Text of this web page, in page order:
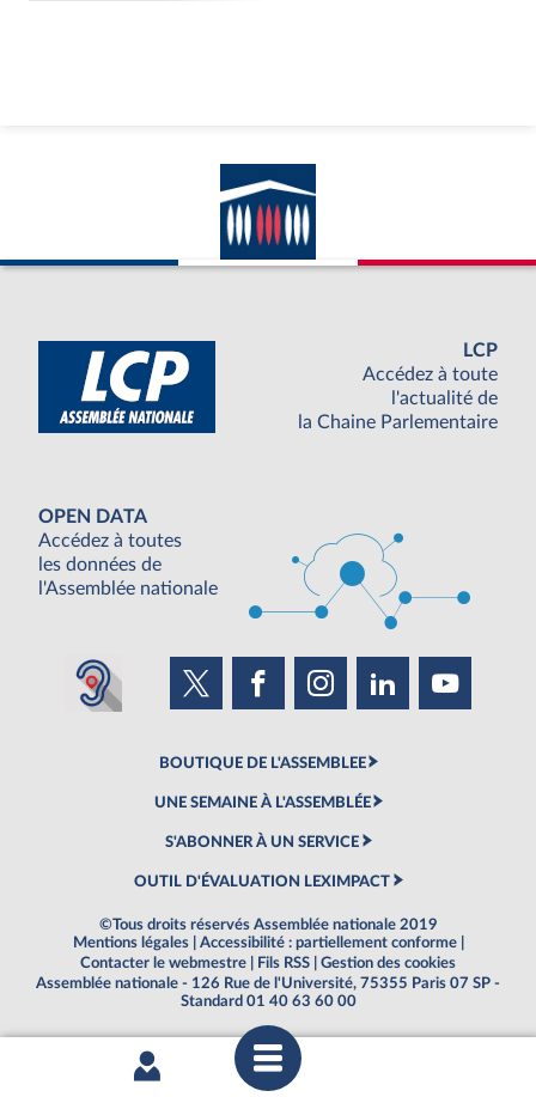
LCP
Accédez à toute
l'actualité de
la Chaine Parlementaire
OPEN DATA
Accédez à toutes
les données de
l'Assemblée nationale
BOUTIQUE DE L'ASSEMBLEE
UNE SEMAINE À L'ASSEMBLÉE
S'ABONNER À UN SERVICE
OUTIL D'ÉVALUATION LEXIMPACT
©Tous droits réservés Assemblée nationale 2019
Mentions légales
Accessibilité : partiellement conforme
Contacter le webmestre
Fils RSS
Gestion des cookies
Assemblée nationale - 126 Rue de l'Université, 75355 Paris 07 SP -
Standard 01 40 63 60 00